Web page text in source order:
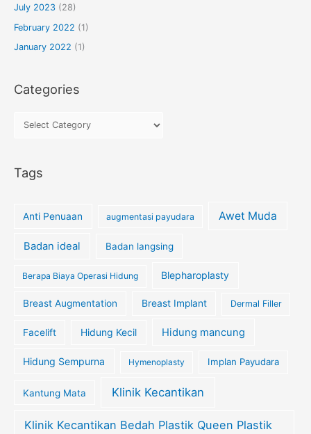
July 2023(28)
February 2022 (1)
January 2022 (1)
Categories
Tags
Anti Penuaan augmentasi payudara Awet Muda
Badan ideal Badan langsing
Berapa Biaya Operasi Hidung Blepharoplasty
Breast Augmentation Breast Implant Dermal Filler
Facelift Hidung Kecil Hidung mancung
Hidung Sempurna Hymenoplasty Implan Payudara
Kantung Mata Klinik Kecantikan
Klinik Kecantikan Bedah Plastik Queen Plastik